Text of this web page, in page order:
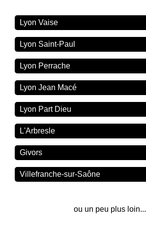
Lyon Vaise
Lyon Saint-Paul
Lyon Perrache
Lyon Jean Macé
Lyon Part Dieu
L'Arbresle
Givors
Villefranche-sur-Saône
ou un peu plus loin...